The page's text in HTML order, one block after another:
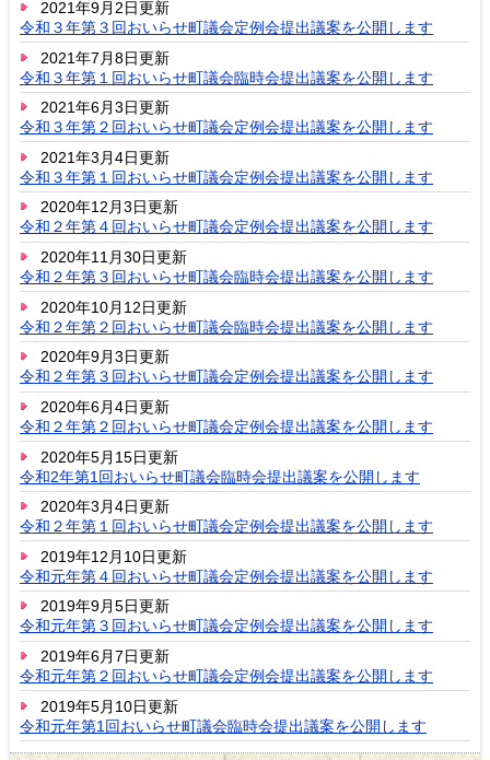
2021年9月2日更新
令和３年第３回おいらせ町議会定例会提出議案を公開します
2021年7月8日更新
令和３年第１回おいらせ町議会臨時会提出議案を公開します
2021年6月3日更新
令和３年第２回おいらせ町議会定例会提出議案を公開します
2021年3月4日更新
令和３年第１回おいらせ町議会定例会提出議案を公開します
2020年12月3日更新
令和２年第４回おいらせ町議会定例会提出議案を公開します
2020年11月30日更新
令和２年第３回おいらせ町議会臨時会提出議案を公開します
2020年10月12日更新
令和２年第２回おいらせ町議会臨時会提出議案を公開します
2020年9月3日更新
令和２年第３回おいらせ町議会定例会提出議案を公開します
2020年6月4日更新
令和２年第２回おいらせ町議会定例会提出議案を公開します
2020年5月15日更新
令和2年第1回おいらせ町議会臨時会提出議案を公開します
2020年3月4日更新
令和２年第１回おいらせ町議会定例会提出議案を公開します
2019年12月10日更新
令和元年第４回おいらせ町議会定例会提出議案を公開します
2019年9月5日更新
令和元年第３回おいらせ町議会定例会提出議案を公開します
2019年6月7日更新
令和元年第２回おいらせ町議会定例会提出議案を公開します
2019年5月10日更新
令和元年第1回おいらせ町議会臨時会提出議案を公開します